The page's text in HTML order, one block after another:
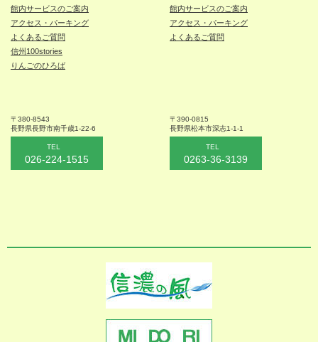
館内サービスのご案内
アクセス・パーキング
よくあるご質問
信州100stories
りんごのひろば
〒380-8543
長野県長野市南千歳1-22-6
TEL
026-224-1515
館内サービスのご案内
アクセス・パーキング
よくあるご質問
〒390-0815
長野県松本市深志1-1-1
TEL
0263-36-3139